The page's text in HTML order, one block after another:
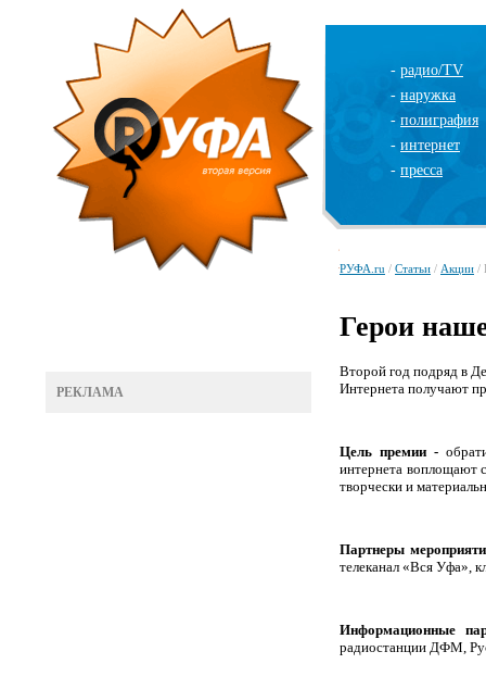
- радио/TV
- наружка
- полиграфия
- интернет
- пресса
РЕКЛАМА
РУФА.ru / Статьи / Акции /
Герои
Второй год подряд в
Интернета получают
Цель премии -
интернета воплощают
творчески и
Партнеры
телеканал «Вся Уфа»,
Информационные
радиостанции ДФМ,